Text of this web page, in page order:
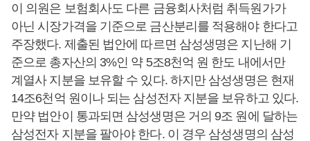
이 의원은 보험회사도 다른 금융회사처럼 취득원가가
아닌 시장가격을 기준으로 금산분리를 적용해야 한다고
주장했다. 제출된 법안에 따르면 삼성생명은 지난해 기
준으로 총자산의 3%인 약 5조8천억 원 한도 내에서만
계열사 지분을 보유할 수 있다. 하지만 삼성생명은 현재
14조6천억 원이나 되는 삼성전자 지분을 보유하고 있다.
만약 법안이 통과되면 삼성생명은 거의 9조 원에 달하는
삼성전자 지분을 팔아야 한다. 이 경우 삼성생명의 삼성